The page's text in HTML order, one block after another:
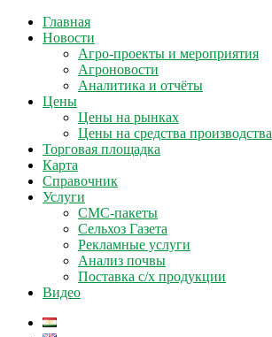
Главная
Новости
Агро-проекты и мероприятия
Агроновости
Аналитика и отчёты
Цены
Цены на рынках
Цены на средства производства
Торговая площадка
Карта
Справочник
Услуги
СМС-пакеты
Сельхоз Газета
Рекламные услуги
Анализ почвы
Поставка с/х продукции
Видео